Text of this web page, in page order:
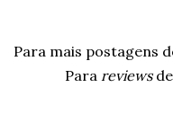
Para mais postagens
Para reviews